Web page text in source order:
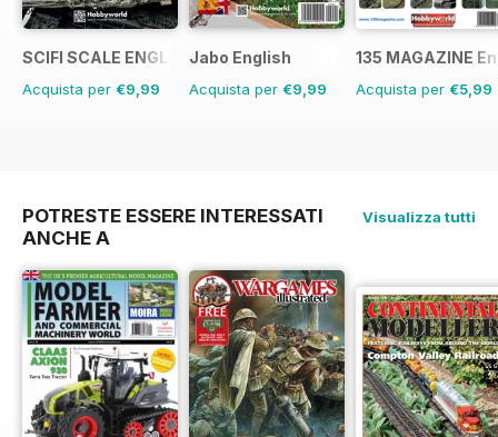
SCIFI SCALE ENGLISH
Acquista per €9,99
Jabo English
Acquista per €9,99
135 MAGAZINE
Acquista per €5,99
POTRESTE ESSERE INTERESSATI
ANCHE A
Visualizza tutti